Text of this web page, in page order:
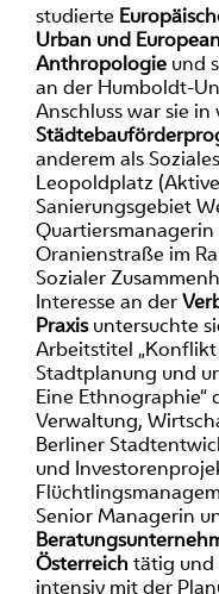
studierte
Urban und
Anthropologie und
an der Humboldt-
Anschluss war sie
anderem als
Leopoldplatz
Sanierungsgebiet
Oranienstraße im
Sozialer
Interesse an der
Praxisuntersuchte
Arbeitstitel
Stadtplanung und
Eine Ethnographie“
Verwaltung,
Berliner
und
Senior Managerin
Österreichtätig und
intensiv mit der